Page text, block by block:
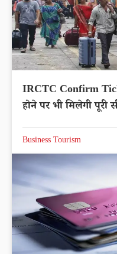
IRCTC Confirm
होने पर भी मिलेगी पूरी
Business Tourism